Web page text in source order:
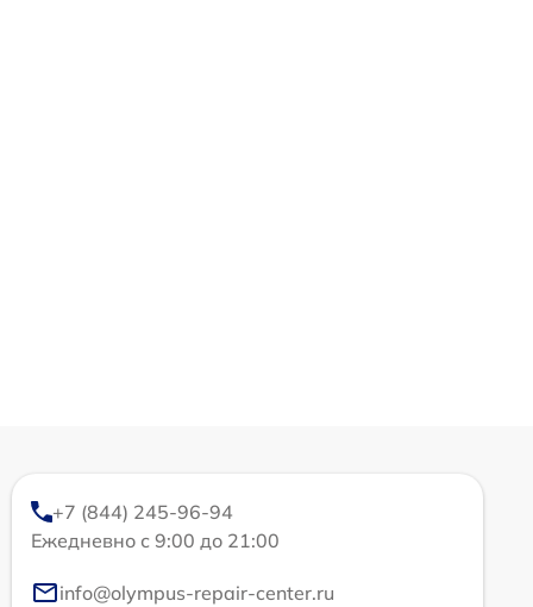
+7 (844) 245-96-94
Ежедневно с 9:00 до 21:00
info@olympus-repair-center.ru